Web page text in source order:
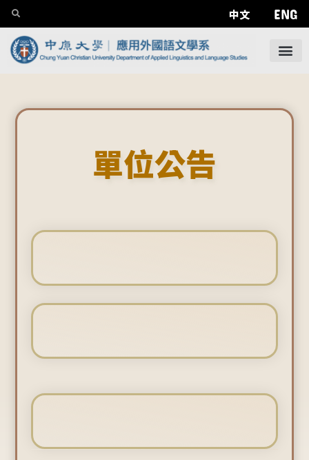
中文 ENG
單位公告